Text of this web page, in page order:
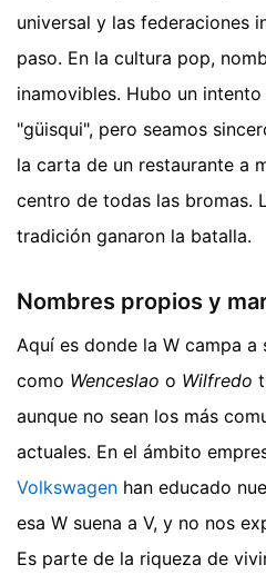
universal y las federaciones
paso. En la cultura pop,
inamovibles. Hubo un
"güisqui", pero seamos
la carta de un restaurante a
centro de todas las bromas.
tradición ganaron la batalla.
Nombres propios y
Aquí es donde la W campa a
como Wenceslao o Wilfredo
aunque no sean los más
actuales. En el ámbito
Volkswagen han educado
esa W suena a V, y no nos
Es parte de la riqueza de